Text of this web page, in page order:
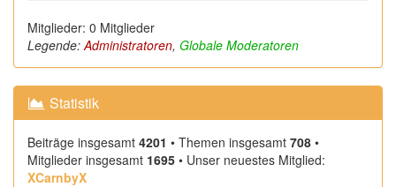
Mitglieder: 0 Mitglieder
Legende:Administratoren, Globale Moderatoren
Statistik
Beiträge insgesamt 4201 • Themen insgesamt 708 •
Mitglieder insgesamt 1695 • Unser neuestes Mitglied:
XCarnbyX